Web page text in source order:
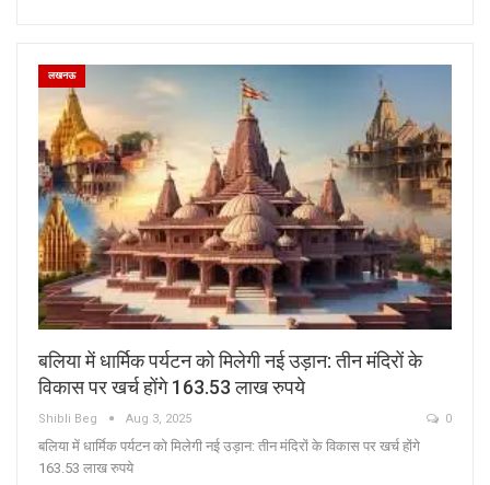
लखनऊ
बलिया में धार्मिक पर्यटन को मिलेगी नई उड़ान: तीन मंदिरों के
विकास पर खर्च होंगे 163.53 लाख रुपये
Shibli Beg Aug 3, 2025 0
बलिया में धार्मिक पर्यटन को मिलेगी नई उड़ान: तीन मंदिरों के विकास पर खर्च होंगे
163.53 लाख रुपये